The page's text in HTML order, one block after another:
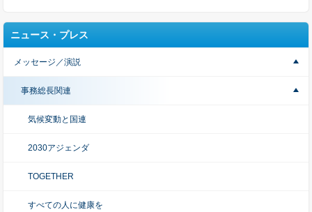
ニュース・プレス
メッセージ／演説
事務総長関連
気候変動と国連
2030アジェンダ
TOGETHER
すべての人に健康を